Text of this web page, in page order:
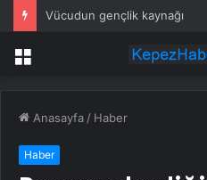
Vücudun gençlik kaynağı
Menü
Anasayfa / Haber
Haber